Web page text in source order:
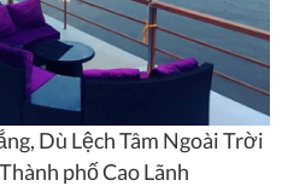
Dù Lệch Tâm Ngoài Trời
phố Cao Lãnh